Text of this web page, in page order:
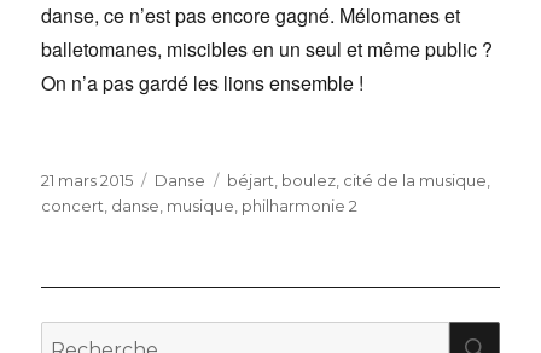
danse, ce n’est pas encore gagné. Mélomanes et
balletomanes, miscibles en un seul et même public ?
On n’a pas gardé les lions ensemble !
Publié
le
21 mars 2015 Catégories
Danse Étiquettes
béjart, boulez, cité de la musique,
concert, danse, musique, philharmonie 2
Recherche